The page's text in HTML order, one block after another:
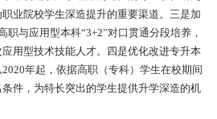
业院校学生深造提升的重要渠道。三是加
职与应用型本科“3+2”对口贯通分段培养，
用型技术技能人才。四是优化改进专升本
年起，依据高职（专科）学生在校期间
件，为特长突出的学生提供升学深造的机